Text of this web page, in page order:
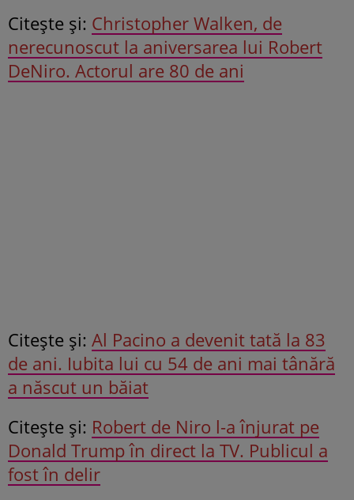
Citeşte şi: Christopher Walken, de
nerecunoscut la aniversarea lui Robert
DeNiro. Actorul are 80 de ani
Citeşte şi: Al Pacino a devenit tată la 83
de ani. Iubita lui cu 54 de ani mai tânără
a născut un băiat
Citeşte şi: Robert de Niro l-a înjurat pe
Donald Trump în direct la TV. Publicul a
fost în delir